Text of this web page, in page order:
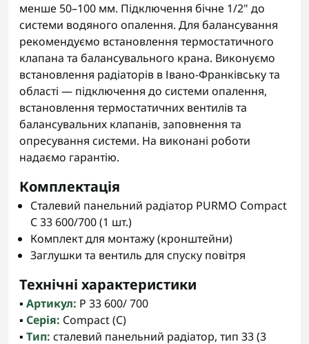
менше 50–100 мм. Підключення бічне 1/2" до
системи водяного опалення. Для балансування
рекомендуємо встановлення термостатичного
клапана та балансувального крана. Виконуємо
встановлення радіаторів в Івано-Франківську та
області — підключення до системи опалення,
встановлення термостатичних вентилів та
балансувальних клапанів, заповнення та
опресування системи. На виконані роботи
надаємо гарантію.
Комплектація
Сталевий панельний радіатор PURMO Compact
C 33 600/700 (1 шт.)
Комплект для монтажу (кронштейни)
Заглушки та вентиль для спуску повітря
Технічні характеристики
▪️ Артикул: P 33 600/ 700
▪️ Серія: Compact (C)
▪️ Тип: сталевий панельний радіатор, тип 33 (3